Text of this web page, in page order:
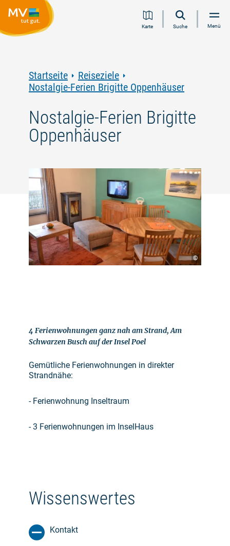
Inhalt
Navigation
Volltextsuche
FooterKarte Suche Menü
Startseite
Reiseziele
Nostalgie-Ferien Brigitte Oppenhäuser
Nostalgie-Ferien Brigitte
Oppenhäuser
©
4 Ferienwohnungen ganz nah am Strand, Am
Schwarzen Busch auf der Insel Poel
Gemütliche Ferienwohnungen in direkter
Strandnähe:
- Ferienwohnung Inseltraum
- 3 Ferienwohnungen im InselHaus
Wissenswertes
Kontakt